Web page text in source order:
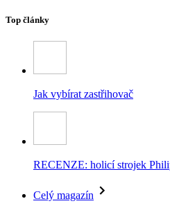
Top články
Jak vybírat zastřihovač
RECENZE: holicí strojek
Celý magazín